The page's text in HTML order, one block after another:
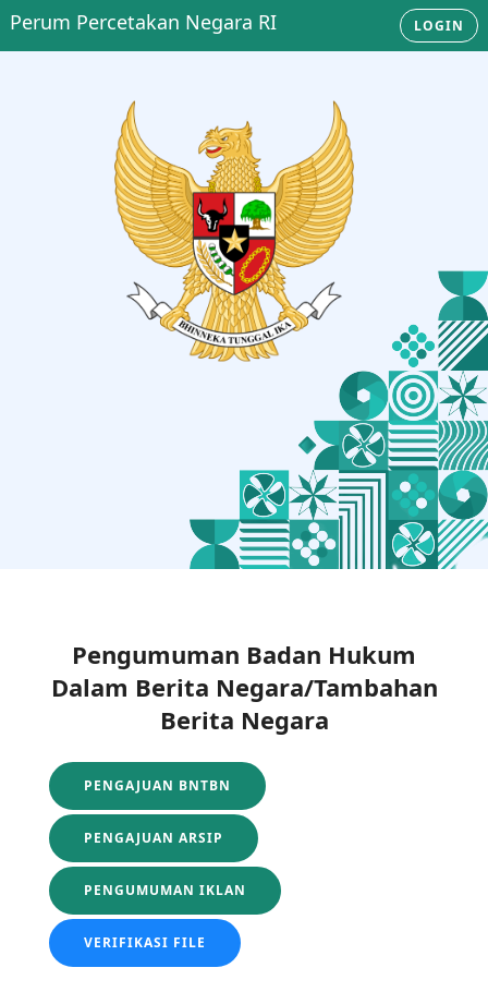
Perum Percetakan Negara RI LOGIN
Pengumuman Badan Hukum
Dalam Berita Negara/Tambahan
Berita Negara
PENGAJUAN BNTBN
PENGAJUAN ARSIP
PENGUMUMAN IKLAN
VERIFIKASI FILE